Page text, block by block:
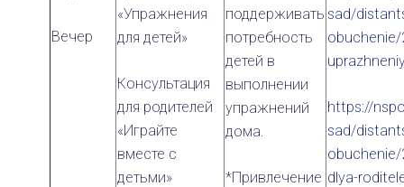
Вечер
«Упражнения
для детей»
Консультация
для родителей
«Играйте
вместе с
детьми»
поддерживать
потребность
детей в
выполнении
упражнений
дома.
*Привлечение
sad/
https://
sad/
dlya-